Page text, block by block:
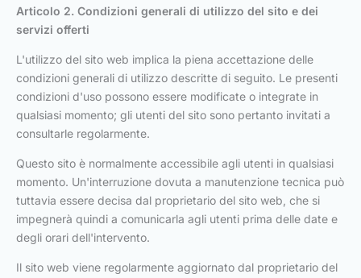
Articolo 2. Condizioni generali di utilizzo del sito e dei
servizi offerti
L'utilizzo del sito web implica la piena accettazione delle
condizioni generali di utilizzo descritte di seguito. Le presenti
condizioni d'uso possono essere modificate o integrate in
qualsiasi momento; gli utenti del sito sono pertanto invitati a
consultarle regolarmente.
Questo sito è normalmente accessibile agli utenti in qualsiasi
momento. Un'interruzione dovuta a manutenzione tecnica può
tuttavia essere decisa dal proprietario del sito web, che si
impegnerà quindi a comunicarla agli utenti prima delle date e
degli orari dell'intervento.
Il sito web viene regolarmente aggiornato dal proprietario del